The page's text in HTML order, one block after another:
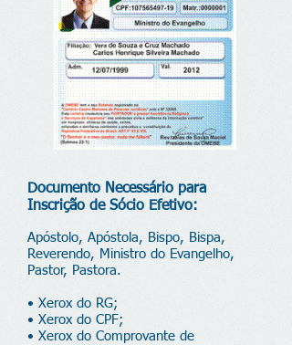
Documento Necessário para
Inscrição de Sócio Efetivo:
Apóstolo, Apóstola, Bispo, Bispa,
Reverendo, Ministro do Evangelho,
Pastor, Pastora.
• Xerox do RG;
• Xerox do CPF;
• Xerox do Comprovante de